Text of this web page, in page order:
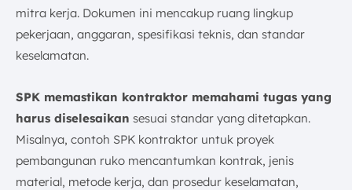
mitra kerja. Dokumen ini mencakup ruang lingkup
pekerjaan, anggaran, spesifikasi teknis, dan standar
keselamatan.
SPK memastikan kontraktor memahami tugas yang
harus diselesaikan sesuai standar yang ditetapkan.
Misalnya, contoh SPK kontraktor untuk proyek
pembangunan ruko mencantumkan kontrak, jenis
material, metode kerja, dan prosedur keselamatan,